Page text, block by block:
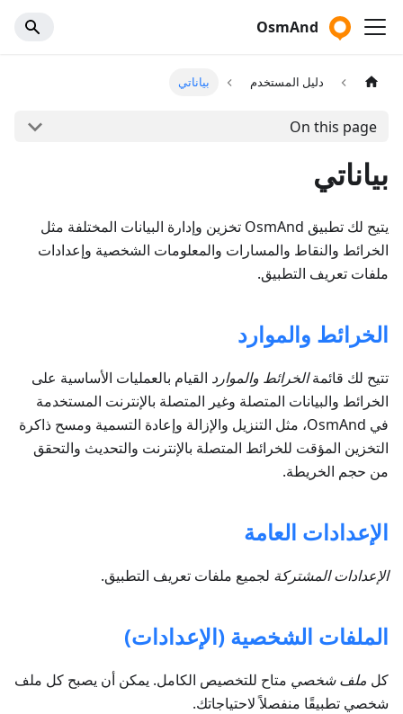
OsmAnd
دليل المستخدم بياناتي
On this page
بياناتي
يتيح لك تطبيق OsmAnd تخزين وإدارة البيانات المختلفة مثل
الخرائط والنقاط والمسارات والمعلومات الشخصية وإعدادات
ملفات تعريف التطبيق.
الخرائط والموارد
تتيح لك قائمةالخرائط والموارد القيام بالعمليات الأساسية على
الخرائط والبيانات المتصلة وغير المتصلة بالإنترنت المستخدمة
في OsmAnd، مثل التنزيل والإزالة وإعادة التسمية ومسح ذاكرة
التخزين المؤقت للخرائط المتصلة بالإنترنت والتحديث والتحقق
من حجم الخريطة.
الإعدادات العامة
الإعدادات المشتركة لجميع ملفات تعريف التطبيق.
الملفات الشخصية (الإعدادات)
كل ملف شخصي متاح للتخصيص الكامل. يمكن أن يصبح كل ملف
شخصي تطبيقًا منفصلاً لاحتياجاتك.